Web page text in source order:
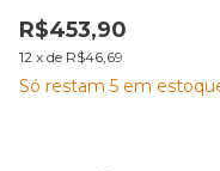
7048562
R$453,90
12 x de R$46,69
Só restam 5 em